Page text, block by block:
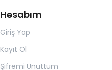
Hesabım
Giriş Yap
Kayıt Ol
Şifremi Unuttum